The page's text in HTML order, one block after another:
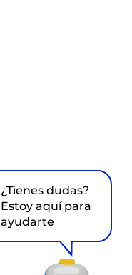
¿Tienes dudas?
Estoy aquí para
ayudarte